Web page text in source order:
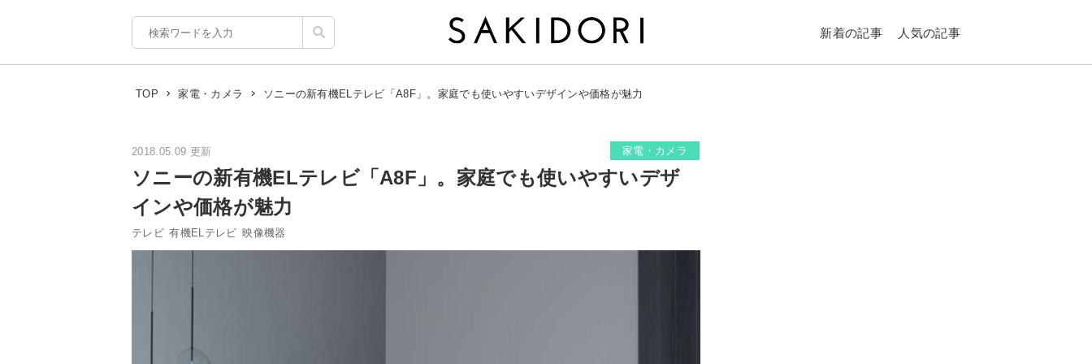
新着の記事 人気の記事
TOP 家電・カメラ ソニーの新有機ELテレビ「A8F」。家庭でも使いやすいデザインや価格が魅力
2018.05.09 更新 家電・カメラ
ソニーの新有機ELテレビ「A8F」。家庭でも使いやすいデザ
インや価格が魅力
テレビ 有機ELテレビ 映像機器